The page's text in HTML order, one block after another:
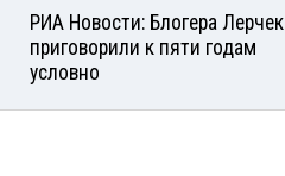
РИА Новости: Блогера Лерчек
приговорили к пяти годам
условно